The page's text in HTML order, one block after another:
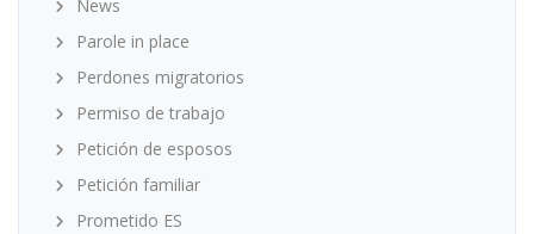
News
Parole in place
Perdones migratorios
Permiso de trabajo
Petición de esposos
Petición familiar
Prometido ES